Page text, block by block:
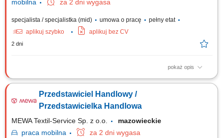
mobilna
za 2 dni wygasa
specjalista / specjalistka (mid) umowa o pracę
pełny etat
aplikuj szybko
aplikuj bez CV
2 dni
pokaż opis
Zadania: Aktywne budowanie bazy klientów biznesowych w podległym
portfela zleceń. Samodzielne planowanie działań i strategiczne
zarządzanie sprzedażą na powierzonym terenie.
Przedstawiciel Handlowy /
Przedstawicielka Handlowa
MEWA Textil-Service Sp. z o.o.
mazowieckie
praca mobilna za 2 dni wygasa